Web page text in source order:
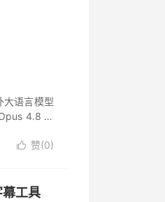
语言模型
4.8 不
 赞(0)
工具